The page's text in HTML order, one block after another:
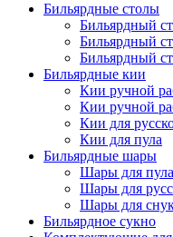
Бильярдные столы
Бильярдный
Бильярдный
Бильярдный
Бильярдные кии
Кии ручной
Кии ручной
Кии для
Кии для пула
Бильярдные шары
Шары для пула
Шары для
Шары для
Бильярдное сукно